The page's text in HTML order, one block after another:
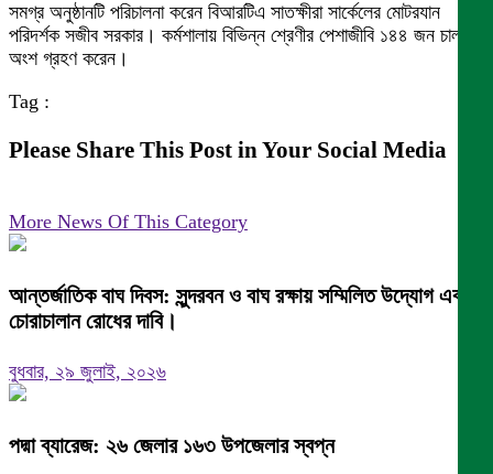
সমগ্র অনুষ্ঠানটি পরিচালনা করেন বিআরটিএ সাতক্ষীরা সার্কেলের মোটরযান
পরিদর্শক সজীব সরকার। কর্মশালায় বিভিন্ন শ্রেণীর পেশাজীবি ১৪৪ জন চালক
অংশ গ্রহণ করেন।
Tag :
Please Share This Post in Your Social Media
More News Of This Category
আন্তর্জাতিক বাঘ দিবস: সুন্দরবন ও বাঘ রক্ষায় সম্মিলিত উদ্যোগ এবং
চোরাচালান রোধের দাবি।
বুধবার, ২৯ জুলাই, ২০২৬
পদ্মা ব্যারেজ: ২৬ জেলার ১৬৩ উপজেলার স্বপ্ন